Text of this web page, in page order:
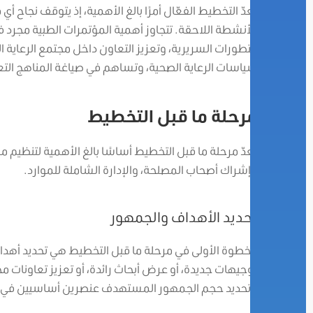
يعدّ التخطيط الفعّال أمرًا بالغ الأهمية، إذ يتوقف
الأنشطة اللاحقة. تتجاوز أهمية المؤتمرات الطبية
التطورات السريرية، وتعزيز التعاون داخل مجتمع
سياسات الرعاية الصحية، وتساهم في صياغة المناهج
مرحلة ما قبل التخطيط
تعدّ مرحلة ما قبل التخطيط أساسًا بالغ الأهمية
وإشراك أصحاب المصلحة، والإدارة الشاملة للموارد.
تحديد الأهداف والجمهور
الخطوة الأولى في مرحلة ما قبل التخطيط هي تحديد
توجيهات جديدة، أو عرض أبحاث رائدة، أو تعزيز
وتحديد حجم الجمهور المستهدف عنصرين أساسيين